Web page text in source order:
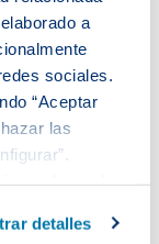
a
sociales.
“Aceptar
las
funcione y que
detalles
en Europa de
convertido en
la
Barcelona.